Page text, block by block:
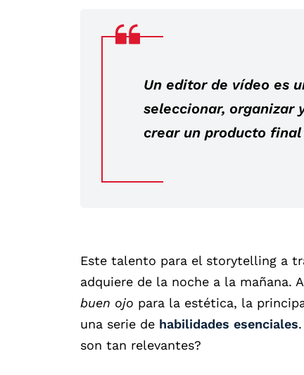
Un editor de vídeo es
seleccionar, organizar
crear un producto
Este talento para el storytelling a
adquiere de la noche a la mañana.
buen ojo para la estética, la
una serie de habilidades esenciales
son tan relevantes?